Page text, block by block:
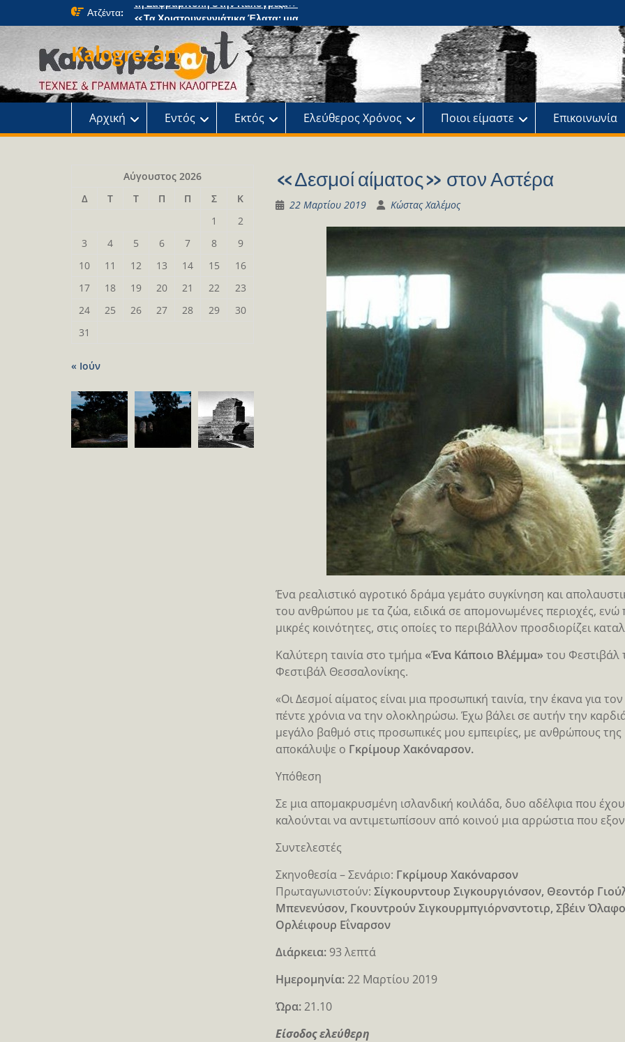
Ατζέντα:
«Τα Χριστουγεννιάτικα Έλατα: μια
μαγική περιπέτεια» στο κτήμα Φιξ
Η Χριστουγεννιάτικη συναυλία του
Ωδείου
Παρουσίαση του βιβλίου: Τα παιδιά της
αλάνας
Παρουσίαση του βιβλίου «Τοντόρ, από
τη Σαφράμπολη στην Καλογρέζα»
Kalogrezart
Αρχική Εντός Εκτός Ελεύθερος Χρόνος Ποιοι είμαστε Επικοινωνία
«Δεσμοί αίματος» στον Αστέρα
22 Μαρτίου 2019 Κώστας Χαλέμος
Ένα ρεαλιστικό αγροτικό δράμα γεμάτο συγκίνηση και
του ανθρώπου με τα ζώα, ειδικά σε απομονωμένες περιοχές, ενώ
μικρές κοινότητες, στις οποίες το περιβάλλον προσδιορίζει
Καλύτερη ταινία στο τμήμα«Ένα Κάποιο Βλέμμα» του Φεστιβάλ
Φεστιβάλ Θεσσαλονίκης.
«Οι Δεσμοί αίματος είναι μια προσωπική ταινία, την έκανα για
πέντε χρόνια να την ολοκληρώσω. Έχω βάλει σε αυτήν την
μεγάλο βαθμό στις προσωπικές μου εμπειρίες, με ανθρώπους της
αποκάλυψε ο Γκρίμουρ Χακόναρσον.
Υπόθεση
Σε μια απομακρυσμένη ισλανδική κοιλάδα, δυο αδέλφια που
καλούνται να αντιμετωπίσουν από κοινού μια αρρώστια που
Συντελεστές
Σκηνοθεσία – Σενάριο: Γκρίμουρ Χακόναρσον
Πρωταγωνιστούν: Σίγκουρντουρ Σιγκουργιόνσον, Θεοντόρ
Μπενενύσον, Γκουντρούν Σιγκουρμπγιόρνσντοτιρ, Σβέιν
Ορλέιφουρ Εΐναρσον
Διάρκεια:93 λεπτά
Ημερομηνία:22 Μαρτίου 2019
Ώρα:21.10
Είσοδος ελεύθερη
Αύγουστος 2026
Δ
Τ Τ Π Π Σ
Κ
1
2
3
4 5 6 7 8
9
10
11 12 13 14 15
16
17
18 19 20 21 22
23
24
25 26 27 28 29
30
31
« Ιούν